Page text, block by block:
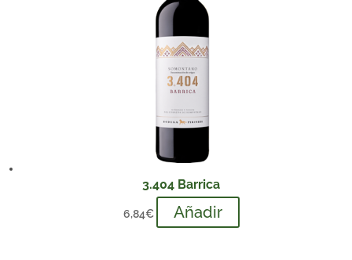
3.404 Barrica
6,84€ Añadir